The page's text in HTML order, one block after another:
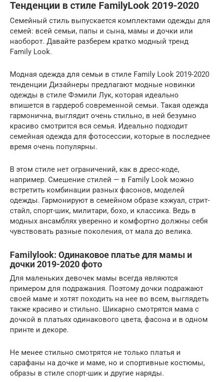
Тенденции в стиле FamilyLook 2019-2020
Семейный стиль выпускается комплектами одежды для
семей: всей семьи, папы и сына, мамы и дочки или
наоборот. Давайте разберем кратко модный тренд
Family Look.
Модная одежда для семьи в стиле Family Look 2019-2020
тенденции Дизайнеры предлагают модные новинки
одежды в стиле Фэмили Лук, которая идеально
впишется в гардероб современной семьи. Такая одежда
гармонична, выглядит очень стильно, в ней безумно
красиво смотрится вся семья. Идеально подходит
семейная одежда для фотосессии, которые в последнее
время очень популярны.
В этом стиле нет ограничений, как в дресс-коде,
например. Смешение стилей — в Family Look можно
встретить комбинации разных фасонов, моделей
одежды. Гармонируют в семейном образе кэжуал, стрит-
стайл, спорт-шик, милитари, бохо, и классика. Ведь в
модных ансамблях уверенно и комфортно должны себя
чувствовать разные поколения, от мала до велика.
Familylook: Одинаковое платье для мамы и
дочки 2019-2020 фото
Для маленьких девочек мамы всегда являются
примером для подражания. Поэтому дочки подражают
своей маме и хотят походить на нее во всем, выглядеть
также красиво и стильно. Шикарно смотрятся мама с
дочкой в платьях одинакового цвета, фасона и в одном
принте и декоре.
Не менее стильно смотрятся не только платья и
сарафаны на дочке и маме, но и спортивные костюмы,
образы в стиле спорт-шик и другие наряды.